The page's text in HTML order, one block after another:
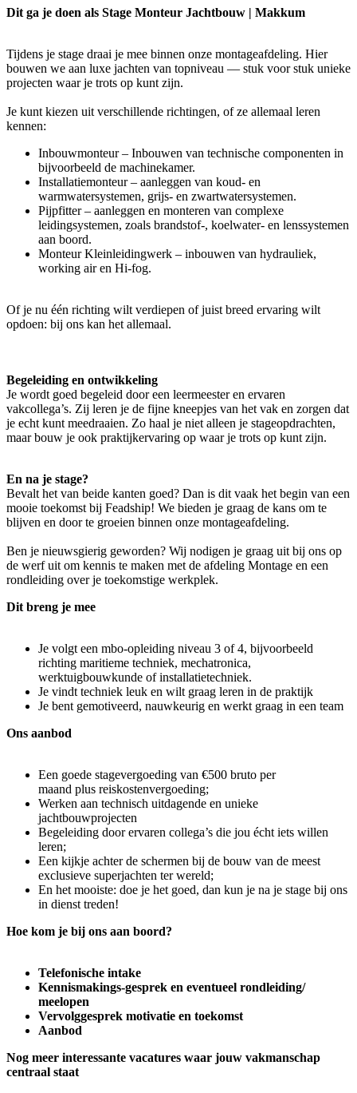
Dit ga je doen als Stage Monteur Jachtbouw | Makkum
Tijdens je stage draai je mee binnen onze montageafdeling. Hier
bouwen we aan luxe jachten van topniveau — stuk voor stuk unieke
projecten waar je trots op kunt zijn.
Je kunt kiezen uit verschillende richtingen, of ze allemaal leren
kennen:
Inbouwmonteur – Inbouwen van technische componenten in
bijvoorbeeld de machinekamer.
Installatiemonteur – aanleggen van koud- en
warmwatersystemen, grijs- en zwartwatersystemen.
Pijpfitter – aanleggen en monteren van complexe
leidingsystemen, zoals brandstof-, koelwater- en lenssystemen
aan boord.
Monteur Kleinleidingwerk – inbouwen van hydrauliek,
working air en Hi-fog.
Of je nu één richting wilt verdiepen of juist breed ervaring wilt
opdoen: bij ons kan het allemaal.
Begeleiding en ontwikkeling
Je wordt goed begeleid door een leermeester en ervaren
vakcollega’s. Zij leren je de fijne kneepjes van het vak en zorgen dat
je echt kunt meedraaien. Zo haal je niet alleen je stageopdrachten,
maar bouw je ook praktijkervaring op waar je trots op kunt zijn.
En na je stage?
Bevalt het van beide kanten goed? Dan is dit vaak het begin van een
mooie toekomst bij Feadship! We bieden je graag de kans om te
blijven en door te groeien binnen onze montageafdeling.
Ben je nieuwsgierig geworden? Wij nodigen je graag uit bij ons op
de werf uit om kennis te maken met de afdeling Montage en een
rondleiding over je toekomstige werkplek.
Dit breng je mee
Je volgt een mbo-opleiding niveau 3 of 4, bijvoorbeeld
richting maritieme techniek, mechatronica,
werktuigbouwkunde of installatietechniek.
Je vindt techniek leuk en wilt graag leren in de praktijk
Je bent gemotiveerd, nauwkeurig en werkt graag in een team
Ons aanbod
Een goede stagevergoeding van €500 bruto per
maand plus reiskostenvergoeding;
Werken aan technisch uitdagende en unieke
jachtbouwprojecten
Begeleiding door ervaren collega’s die jou écht iets willen
leren;
Een kijkje achter de schermen bij de bouw van de meest
exclusieve superjachten ter wereld;
En het mooiste: doe je het goed, dan kun je na je stage bij ons
in dienst treden!
Hoe kom je bij ons aan boord?
Telefonische intake
Kennismakings-gesprek en eventueel rondleiding/
meelopen
Vervolggesprek motivatie en toekomst
Aanbod
Nog meer interessante vacatures waar jouw vakmanschap
centraal staat